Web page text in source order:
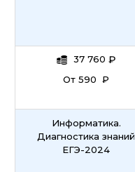
37 760 ₽
От 590 ₽
Информатика.
Диагностика знаний
ЕГЭ-2024